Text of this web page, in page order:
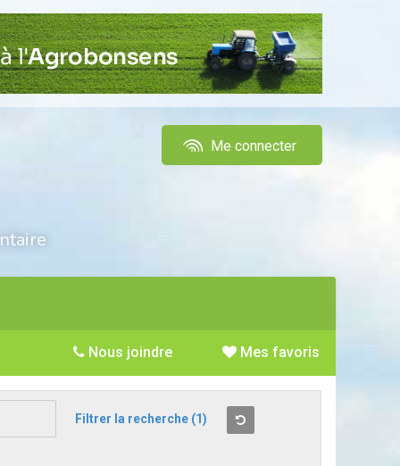
Me connecter
Mes favoris
Nous joindre
Filtrer la recherche (1)